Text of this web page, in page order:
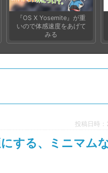
『OS X Yosemite』が重
いので体感速度をあげて
みる
投稿日時：
する、ミニマム